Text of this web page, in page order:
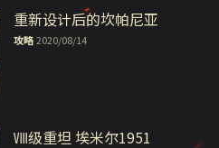
重新设计后的坎帕尼亚
攻略 2020/08/14
Ⅷ级重坦 埃米尔1951